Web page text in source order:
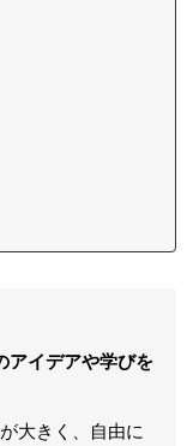
アイデアや学びを
大きく、自由に